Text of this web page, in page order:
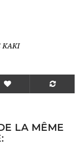
KAKI
LA MÊME